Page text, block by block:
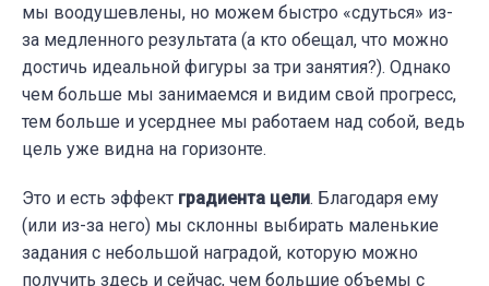
мы воодушевлены, но можем быстро «сдуться» из-
за медленного результата (а кто обещал, что можно
достичь идеальной фигуры за три занятия?). Однако
чем больше мы занимаемся и видим свой прогресс,
тем больше и усерднее мы работаем над собой, ведь
цель уже видна на горизонте.
Это и есть эффект градиента цели. Благодаря ему
(или из-за него) мы склонны выбирать маленькие
задания с небольшой наградой, которую можно
получить здесь и сейчас, чем большие объемы с